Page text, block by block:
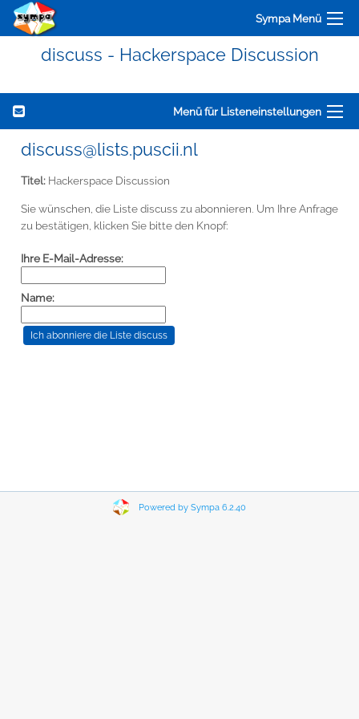
Sympa Menü
discuss - Hackerspace Discussion
Menü für Listeneinstellungen
discuss@lists.puscii.nl
Titel: Hackerspace Discussion
Sie wünschen, die Liste discuss zu abonnieren. Um Ihre Anfrage
zu bestätigen, klicken Sie bitte den Knopf:
Ihre E-Mail-Adresse:
Name:
Powered by Sympa 6.2.40